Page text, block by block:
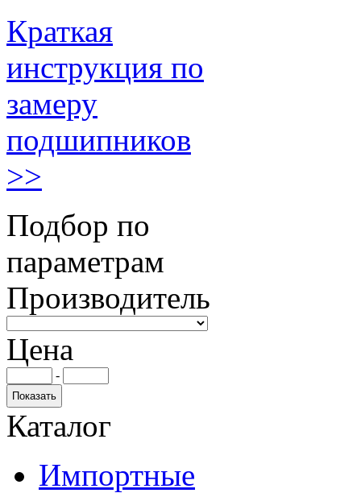
Краткая
инструкция по
замеру
подшипников
>>
Подбор по
параметрам
Производитель
Цена
-
Каталог
Импортные